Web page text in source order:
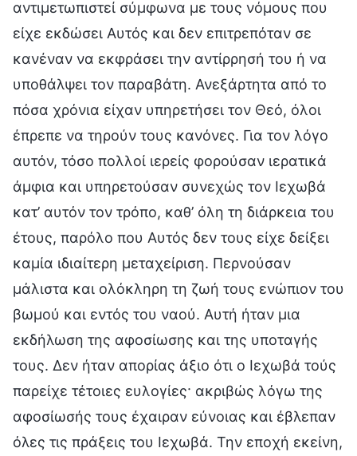
αντιμετωπιστεί σύμφωνα με τους νόμους που
είχε εκδώσει Αυτός και δεν επιτρεπόταν σε
κανέναν να εκφράσει την αντίρρησή του ή να
υποθάλψει τον παραβάτη. Ανεξάρτητα από το
πόσα χρόνια είχαν υπηρετήσει τον Θεό, όλοι
έπρεπε να τηρούν τους κανόνες. Για τον λόγο
αυτόν, τόσο πολλοί ιερείς φορούσαν ιερατικά
άμφια και υπηρετούσαν συνεχώς τον Ιεχωβά
κατ’ αυτόν τον τρόπο, καθ’ όλη τη διάρκεια του
έτους, παρόλο που Αυτός δεν τους είχε δείξει
καμία ιδιαίτερη μεταχείριση. Περνούσαν
μάλιστα και ολόκληρη τη ζωή τους ενώπιον του
βωμού και εντός του ναού. Αυτή ήταν μια
εκδήλωση της αφοσίωσης και της υποταγής
τους. Δεν ήταν απορίας άξιο ότι ο Ιεχωβά τούς
παρείχε τέτοιες ευλογίες· ακριβώς λόγω της
αφοσίωσής τους έχαιραν εύνοιας και έβλεπαν
όλες τις πράξεις του Ιεχωβά. Την εποχή εκείνη,